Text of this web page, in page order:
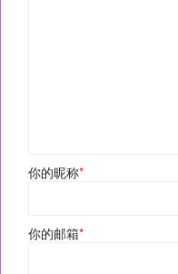
你的昵称*
你的邮箱*